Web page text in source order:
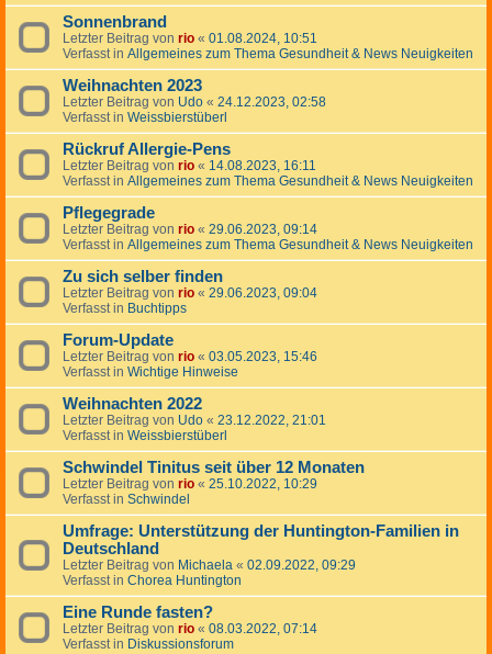
Sonnenbrand
Letzter Beitrag von rio « 01.08.2024, 10:51
Verfasst in Allgemeines zum Thema Gesundheit & News Neuigkeiten
Weihnachten 2023
Letzter Beitrag von Udo « 24.12.2023, 02:58
Verfasst in Weissbierstüberl
Rückruf Allergie-Pens
Letzter Beitrag von rio « 14.08.2023, 16:11
Verfasst in Allgemeines zum Thema Gesundheit & News Neuigkeiten
Pflegegrade
Letzter Beitrag von rio « 29.06.2023, 09:14
Verfasst in Allgemeines zum Thema Gesundheit & News Neuigkeiten
Zu sich selber finden
Letzter Beitrag von rio « 29.06.2023, 09:04
Verfasst in Buchtipps
Forum-Update
Letzter Beitrag von rio « 03.05.2023, 15:46
Verfasst in Wichtige Hinweise
Weihnachten 2022
Letzter Beitrag von Udo « 23.12.2022, 21:01
Verfasst in Weissbierstüberl
Schwindel Tinitus seit über 12 Monaten
Letzter Beitrag von rio « 25.10.2022, 10:29
Verfasst in Schwindel
Umfrage: Unterstützung der Huntington-Familien in
Deutschland
Letzter Beitrag von Michaela « 02.09.2022, 09:29
Verfasst in Chorea Huntington
Eine Runde fasten?
Letzter Beitrag von rio « 08.03.2022, 07:14
Verfasst in Diskussionsforum